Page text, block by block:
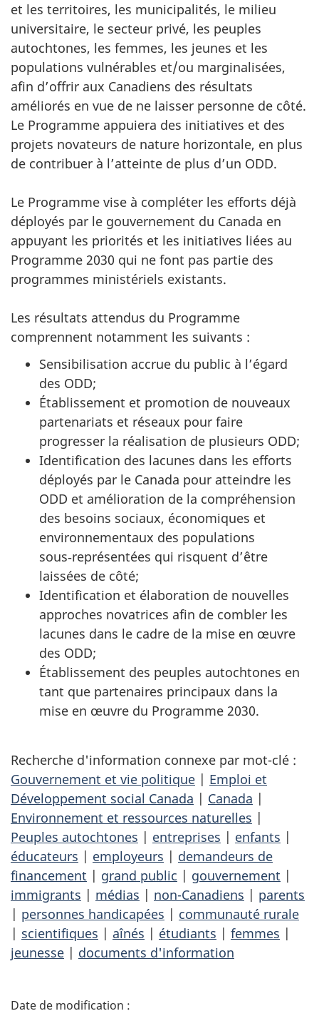
et les territoires, les municipalités, le milieu
universitaire, le secteur privé, les peuples
autochtones, les femmes, les jeunes et les
populations vulnérables et/ou marginalisées,
afin d’offrir aux Canadiens des résultats
améliorés en vue de ne laisser personne de côté.
Le Programme appuiera des initiatives et des
projets novateurs de nature horizontale, en plus
de contribuer à l’atteinte de plus d’un ODD.
Le Programme vise à compléter les efforts déjà
déployés par le gouvernement du Canada en
appuyant les priorités et les initiatives liées au
Programme 2030 qui ne font pas partie des
programmes ministériels existants.
Les résultats attendus du Programme
comprennent notamment les suivants :
Sensibilisation accrue du public à l’égard
des ODD;
Établissement et promotion de nouveaux
partenariats et réseaux pour faire
progresser la réalisation de plusieurs ODD;
Identification des lacunes dans les efforts
déployés par le Canada pour atteindre les
ODD et amélioration de la compréhension
des besoins sociaux, économiques et
environnementaux des populations
sous‑représentées qui risquent d’être
laissées de côté;
Identification et élaboration de nouvelles
approches novatrices afin de combler les
lacunes dans le cadre de la mise en œuvre
des ODD;
Établissement des peuples autochtones en
tant que partenaires principaux dans la
mise en œuvre du Programme 2030.
Recherche d'information connexe par mot-clé :
Gouvernement et vie politique | Emploi et
Développement social Canada | Canada |
Environnement et ressources naturelles |
Peuples autochtones | entreprises | enfants |
éducateurs | employeurs | demandeurs de
financement | grand public | gouvernement |
immigrants | médias | non-Canadiens | parents
| personnes handicapées | communauté rurale
| scientifiques | aînés | étudiants | femmes |
jeunesse | documents d'information
D